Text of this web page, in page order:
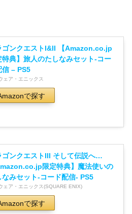
ゴンクエストI&II 【Amazon.co.jp
特典】旅人のたしなみセット-コー
信 – PS5
ェア・エニックス
で探す
ゴンクエストIII そして伝説へ…
限定特典】魔法使いの
なみセット-コード配信- PS5
ェア・エニックス(SQUARE ENIX)
で探す